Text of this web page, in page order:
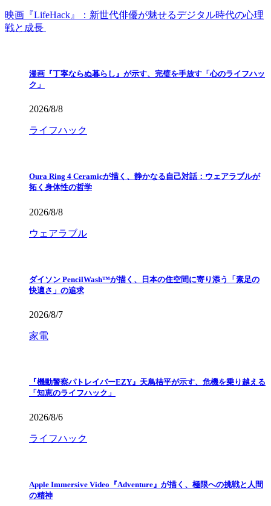
映画『LifeHack』：新世代俳優が魅せるデジタル時代の心理
戦と成長
漫画『丁寧ならぬ暮らし』が示す、完璧を手放す「心のライフハッ
ク」
2026/8/8
ライフハック
Oura Ring 4 Ceramicが描く、静かなる自己対話：ウェアラブルが
拓く身体性の哲学
2026/8/8
ウェアラブル
ダイソン PencilWash™が描く、日本の住空間に寄り添う「素足の
快適さ」の追求
2026/8/7
家電
『機動警察パトレイバーEZY』天鳥桔平が示す、危機を乗り越える
「知恵のライフハック」
2026/8/6
ライフハック
Apple Immersive Video『Adventure』が描く、極限への挑戦と人間
の精神